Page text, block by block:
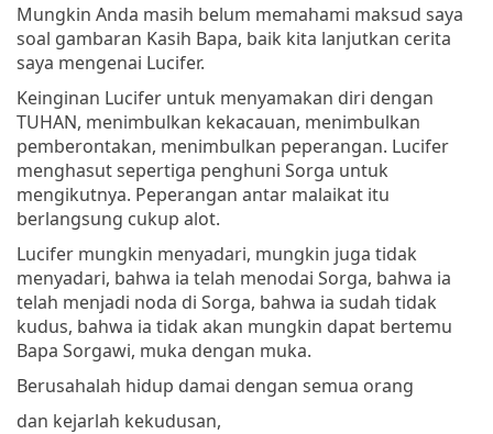
Mungkin Anda masih belum memahami maksud saya
soal gambaran Kasih Bapa, baik kita lanjutkan cerita
saya mengenai Lucifer.
Keinginan Lucifer untuk menyamakan diri dengan
TUHAN, menimbulkan kekacauan, menimbulkan
pemberontakan, menimbulkan peperangan. Lucifer
menghasut sepertiga penghuni Sorga untuk
mengikutnya. Peperangan antar malaikat itu
berlangsung cukup alot.
Lucifer mungkin menyadari, mungkin juga tidak
menyadari, bahwa ia telah menodai Sorga, bahwa ia
telah menjadi noda di Sorga, bahwa ia sudah tidak
kudus, bahwa ia tidak akan mungkin dapat bertemu
Bapa Sorgawi, muka dengan muka.
Berusahalah hidup damai dengan semua orang
dan kejarlah kekudusan,